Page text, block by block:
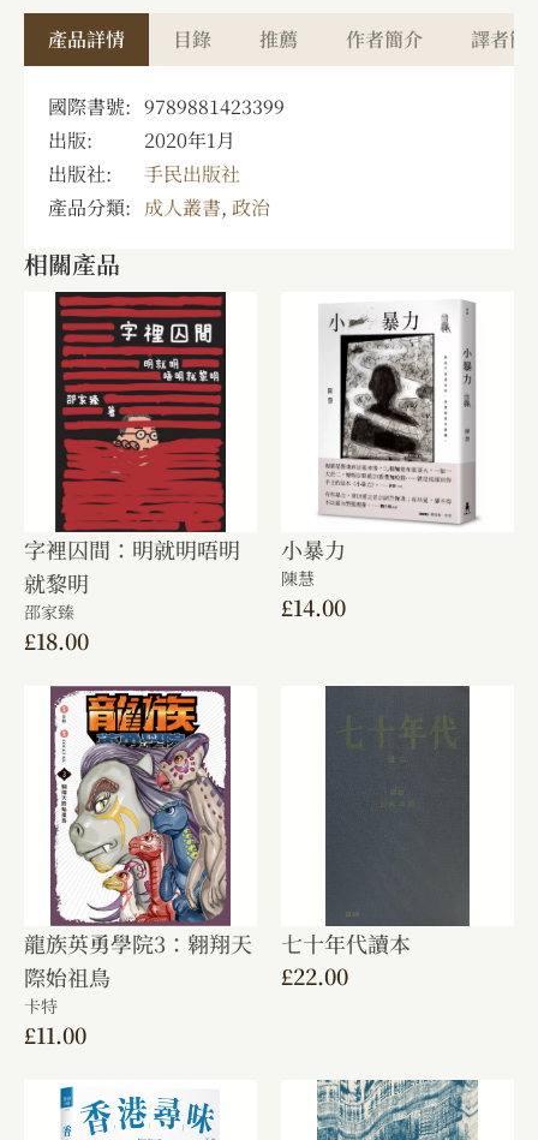
產品詳情 目錄 推薦 作者簡介 譯者簡
國際書號: 9789881423399
出版:
2020年1月
出版社:
手民出版社
產品分類: 成人叢書, 政治
相關產品
字裡囚間：明就明唔明
就黎明
邵家臻
£18.00
小暴力
陳慧
£14.00
龍族英勇學院3：翱翔天
際始祖鳥
卡特
£11.00
七十年代讀本
£22.00